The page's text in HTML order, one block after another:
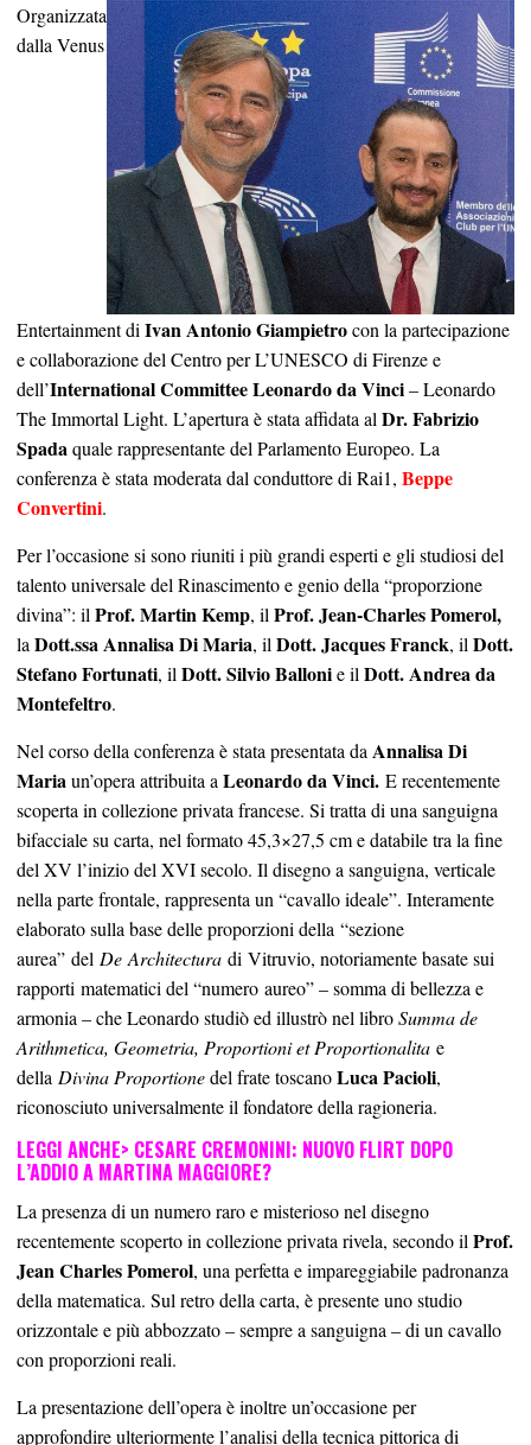
Organizzata
dalla Venus
Entertainment diIvan Antonio Giampietrocon la partecipazione
e collaborazione del Centro per L’UNESCO di Firenze e
dell’International Committee Leonardo da Vinci– Leonardo
The Immortal Light. L’apertura è stata affidata alDr. Fabrizio
Spadaquale rappresentante del Parlamento Europeo. La
conferenza è stata moderata dal conduttore di Rai1, Beppe
Convertini.
Per l’occasione si sono riuniti i più grandi esperti e gli studiosi del
talento universale del Rinascimento e genio della “proporzione
divina”: ilProf. Martin Kemp, ilProf. Jean-Charles Pomerol,
laDott.ssa Annalisa Di Maria, ilDott. Jacques Franck, ilDott.
Stefano Fortunati, ilDott. Silvio Ballonie ilDott. Andrea da
Montefeltro.
Nel corso della conferenza è stata presentata daAnnalisa Di
Mariaun’opera attribuita aLeonardo da Vinci. E recentemente
scoperta in collezione privata francese. Si tratta di una sanguigna
bifacciale su carta, nel formato 45,3×27,5 cm e databile tra la fine
del XV l’inizio del XVI secolo. Il disegno a sanguigna, verticale
nella parte frontale, rappresenta un “cavallo ideale”. Interamente
elaborato sulla base delle proporzioni della “sezione
aurea” del De Architectura di Vitruvio, notoriamente basate sui
rapporti matematici del “numero aureo” – somma di bellezza e
armonia – che Leonardo studiò ed illustrò nel libroSumma de
Arithmetica, Geometria, Proportioni et Proportionalita e
della Divina Proportionedel frate toscanoLuca Pacioli,
riconosciuto universalmente il fondatore della ragioneria.
LEGGI ANCHE> CESARE CREMONINI: NUOVO FLIRT DOPO
L’ADDIO A MARTINA MAGGIORE?
La presenza di un numero raro e misterioso nel disegno
recentemente scoperto in collezione privata rivela, secondo ilProf.
Jean Charles Pomerol, una perfetta e impareggiabile padronanza
della matematica. Sul retro della carta, è presente uno studio
orizzontale e più abbozzato – sempre a sanguigna – di un cavallo
con proporzioni reali.
La presentazione dell’opera è inoltre un’occasione per
approfondire ulteriormente l’analisi della tecnica pittorica di